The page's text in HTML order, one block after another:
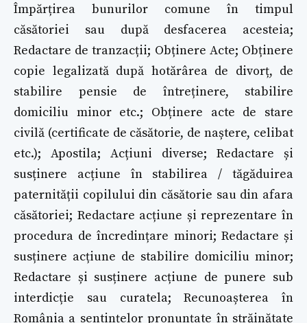
Împărțirea bunurilor comune în timpul
căsătoriei sau după desfacerea acesteia;
Redactare de tranzacții; Obținere Acte; Obținere
copie legalizată după hotărârea de divorț, de
stabilire pensie de întreținere, stabilire
domiciliu minor etc.; Obținere acte de stare
civilă (certificate de căsătorie, de naștere, celibat
etc.); Apostila; Acțiuni diverse; Redactare și
susținere acțiune în stabilirea / tăgăduirea
paternității copilului din căsătorie sau din afara
căsătoriei; Redactare acțiune și reprezentare în
procedura de încredințare minori; Redactare și
susținere acțiune de stabilire domiciliu minor;
Redactare și susținere acțiune de punere sub
interdicție sau curatela; Recunoașterea în
România a sentințelor pronunțate în străinătate